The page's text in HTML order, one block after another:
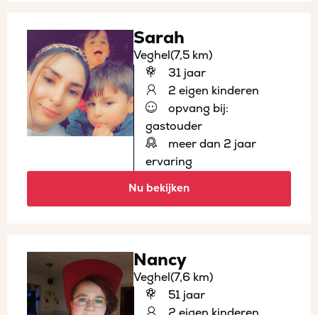
Sarah
Veghel(7,5 km)
31 jaar
2 eigen kinderen
opvang bij:
gastouder
meer dan 2 jaar
ervaring
Nu bekijken
Nancy
Veghel(7,6 km)
51 jaar